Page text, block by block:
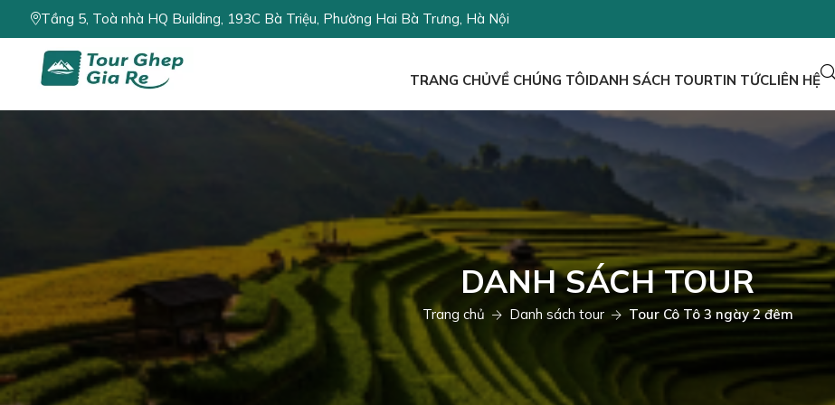
Tầng 5, Toà nhà HQ Building, 193C Bà Triệu, Phường Hai Bà Trưng, Hà Nội
TRANG CHỦVỀ CHÚNG TÔIDANH SÁCH TOURTIN TỨCLIÊN HỆ
DANH SÁCH TOUR
Trang chủ Danh sách tour Tour Cô Tô 3 ngày 2 đêm